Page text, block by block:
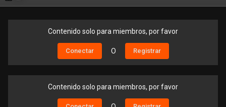
Contenido solo para miembros, por favor
Conectar O Registrar
Contenido solo para miembros, por favor